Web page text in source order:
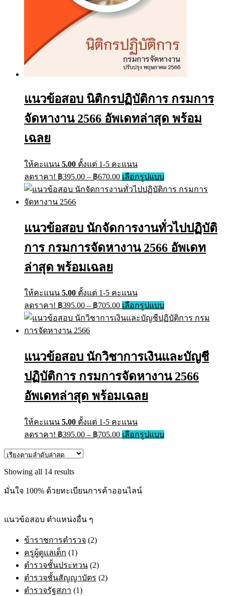
แนวข้อสอบ นิติกรปฏิบัติการ กรมการ
จัดหางาน 2566 อัพเดทล่าสุด พร้อม
เฉลย
ให้คะแนน 5.00 ตั้งแต่ 1-5 คะแนน
ลดราคา! ฿395.00 – ฿670.00Price
range:
฿395.00
เลือกรูปแบบThis
product
has
The
options
be
chosen
แนวข้อสอบ นักจัดการงานทั่วไปปฏิบัติ
การ กรมการจัดหางาน 2566 อัพเดท
ล่าสุด พร้อมเฉลย
ให้คะแนน 5.00 ตั้งแต่ 1-5 คะแนน
ลดราคา! ฿395.00 – ฿705.00Price
range:
฿395.00
เลือกรูปแบบThis
product
has
options
be
chosen
แนวข้อสอบ นักวิชาการเงินและบัญชี
ปฏิบัติการ กรมการจัดหางาน 2566
อัพเดทล่าสุด พร้อมเฉลย
ให้คะแนน 5.00 ตั้งแต่ 1-5 คะแนน
ลดราคา! ฿395.00 – ฿705.00Price
range:
เลือกรูปแบบThis
product
Showing all 14 resultsSorted
latest
มั่นใจ 100% ด้วยทะเบียนการค้าออนไลน์
แนวข้อสอบ ตำแหน่งอื่น ๆ
ข้าราชการตำรวจ (2)
ครูผู้ดูแลเด็ก (1)
ตำรวจชั้นประทวน (2)
ตำรวจชั้นสัญญาบัตร (2)
ตำรวจรัฐสภา (1)